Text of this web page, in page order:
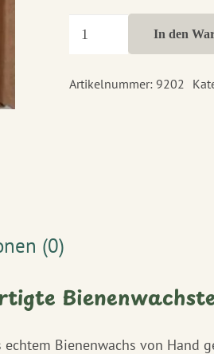
Menge
In den
Artikelnummer: 9202
(0)
Bienenwachs von Hand